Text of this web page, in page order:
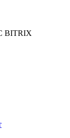
BITRIX